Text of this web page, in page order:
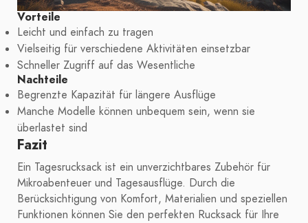
Vorteile
Leicht und einfach zu tragen
Vielseitig für verschiedene Aktivitäten einsetzbar
Schneller Zugriff auf das Wesentliche
Nachteile
Begrenzte Kapazität für längere Ausflüge
Manche Modelle können unbequem sein, wenn sie
überlastet sind
Fazit
Ein Tagesrucksack ist ein unverzichtbares Zubehör für
Mikroabenteuer und Tagesausflüge. Durch die
Berücksichtigung von Komfort, Materialien und speziellen
Funktionen können Sie den perfekten Rucksack für Ihre